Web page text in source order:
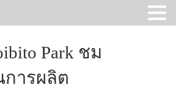
Park ชม
การผลิต